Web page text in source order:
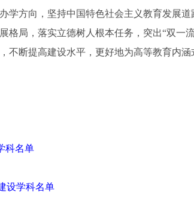
学方向，坚持中国特色社会主义教育发展道
格局，落实立德树人根本任务，突出“双一
不断提高建设水平，更好地为高等教育内
科名单
设学科名单